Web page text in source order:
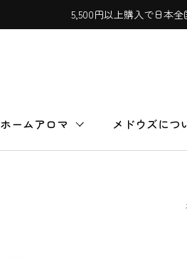
5,500円以上購入で日本
ホームアロマ メドウズにつ